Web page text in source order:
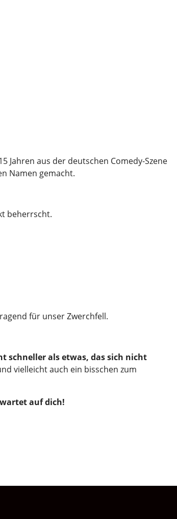
Jahren aus der deutschen Comedy-Szene
Namen gemacht.
beherrscht.
für unser Zwerchfell.
schneller als etwas, das sich nicht
vielleicht auch ein bisschen zum
auf dich!